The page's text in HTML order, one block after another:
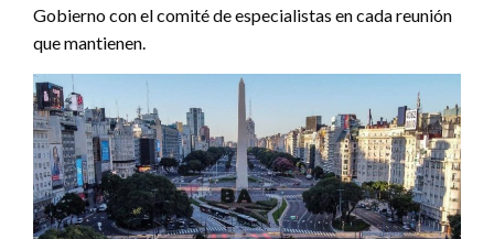
Gobierno con el comité de especialistas en cada reunión
que mantienen.